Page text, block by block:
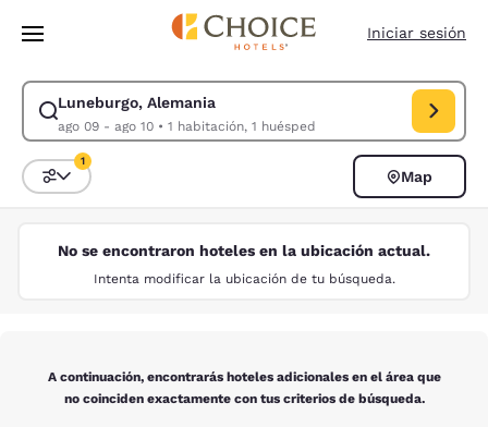
Pasar A Contenido Principal
Iniciar sesión
Luneburgo, Alemania
ago 09 - ago 10• 1 habitación, 1 huésped
Modificar la búsqueda de Luneburgo, Alemania. Fecha de check-in
Ordenar y filtrar
1
Map
No se encontraron hoteles en la ubicación actual.
Intenta modificar la ubicación de tu búsqueda.
A continuación, encontrarás hoteles adicionales en el área que
no coinciden exactamente con tus criterios de búsqueda.